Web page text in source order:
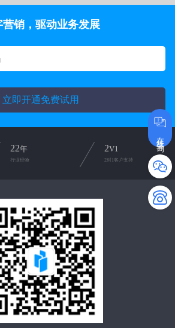
在线咨询
营销，驱动业务发展
立即开通免费试用
22年
行业经验
2V1
2对1客户支持